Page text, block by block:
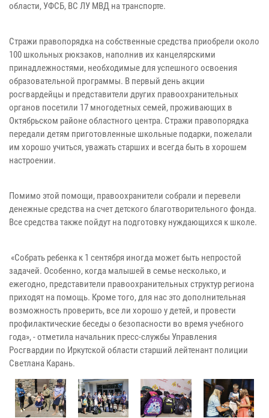
области, УФСБ, ВС ЛУ МВД на транспорте.
Стражи правопорядка на собственные средства приобрели около
100 школьных рюкзаков, наполнив их канцелярскими
принадлежностями, необходимые для успешного освоения
образовательной программы. В первый день акции
росгвардейцы и представители других правоохранительных
органов посетили 17 многодетных семей, проживающих в
Октябрьском районе областного центра. Стражи правопорядка
передали детям приготовленные школьные подарки, пожелали
им хорошо учиться, уважать старших и всегда быть в хорошем
настроении.
Помимо этой помощи, правоохранители собрали и перевели
денежные средства на счет детского благотворительного фонда.
Все средства также пойдут на подготовку нуждающихся к школе.
«Собрать ребенка к 1 сентября иногда может быть непростой
задачей. Особенно, когда малышей в семье несколько, и
ежегодно, представители правоохранительных структур региона
приходят на помощь. Кроме того, для нас это дополнительная
возможность проверить, все ли хорошо у детей, и провести
профилактические беседы о безопасности во время учебного
года», - отметила начальник пресс-службы Управления
Росгвардии по Иркутской области старший лейтенант полиции
Светлана Карань.